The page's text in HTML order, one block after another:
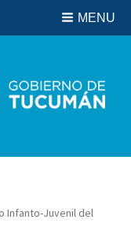
MENU
Infanto-Juvenil del